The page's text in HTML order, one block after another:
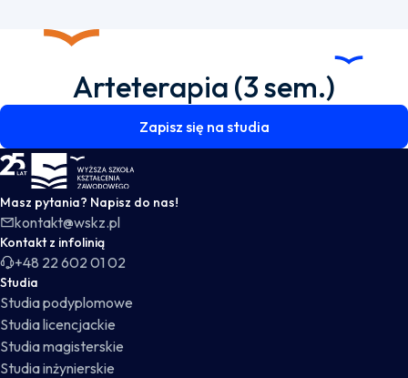
Arteterapia (3 sem.)
Zapisz się na studia
WSKZ - strona główna
Masz pytania? Napisz do nas!
kontakt@wskz.pl
Kontakt z infolinią
+48 22 602 01 02
Studia
Studia podyplomowe
Studia licencjackie
Studia magisterskie
Studia inżynierskie